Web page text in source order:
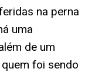
na perna
uma
de um
foi sendo